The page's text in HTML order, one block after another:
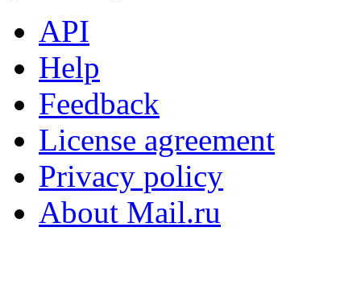
API
Help
Feedback
License agreement
Privacy policy
About Mail.ru